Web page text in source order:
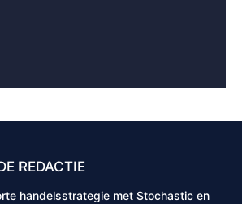
REDACTIE
handelsstrategie met Stochastic en